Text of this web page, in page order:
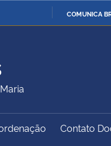
COMUNICA
da Defesa
da Cidadania
Ministério do
Contato